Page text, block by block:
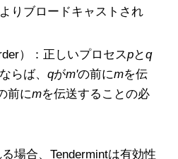
りブロードキャストされ
）：正しいプロセスpとq
らば、 qがm'の前にmを伝
前にmを伝送することの必
場合、Tendermintは有効性